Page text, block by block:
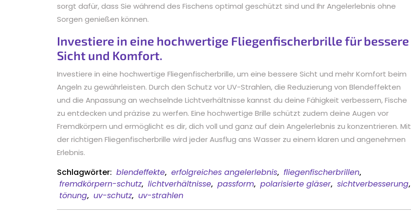
sorgt dafür, dass Sie während des Fischens optimal geschützt sind und Ihr Angelerlebnis ohne
Sorgen genießen können.
Investiere in eine hochwertige Fliegenfischerbrille für bessere
Sicht und Komfort.
Investiere in eine hochwertige Fliegenfischerbrille, um eine bessere Sicht und mehr Komfort beim
Angeln zu gewährleisten. Durch den Schutz vor UV-Strahlen, die Reduzierung von Blendeffekten
und die Anpassung an wechselnde Lichtverhältnisse kannst du deine Fähigkeit verbessern, Fische
zu entdecken und präzise zu werfen. Eine hochwertige Brille schützt zudem deine Augen vor
Fremdkörpern und ermöglicht es dir, dich voll und ganz auf dein Angelerlebnis zu konzentrieren. Mit
der richtigen Fliegenfischerbrille wird jeder Ausflug ans Wasser zu einem klaren und angenehmen
Erlebnis.
Schlagwörter: blendeffekte, erfolgreiches angelerlebnis, fliegenfischerbrillen,
fremdkörpern-schutz, lichtverhältnisse, passform, polarisierte gläser, sichtverbesserung,
tönung, uv-schutz, uv-strahlen